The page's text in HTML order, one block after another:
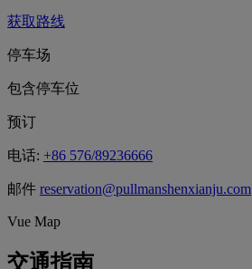
获取路线
停车场
包含停车位
预订
电话: +86 576/89236666
邮件 reservation@pullmanshenxianju.com
Vue Map
交通指南